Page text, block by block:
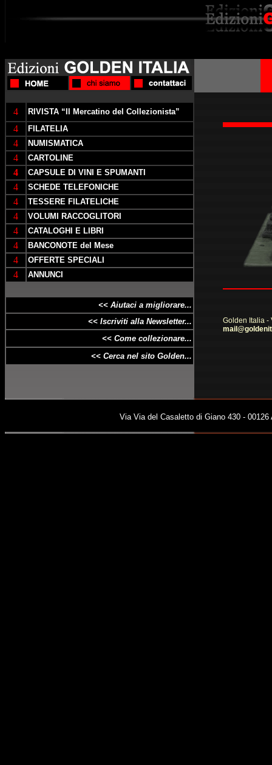
4 RIVISTA “Il Mercatino del Collezionista”
4 FILATELIA
4 NUMISMATICA
4 CARTOLINE
4 CAPSULE DI VINI E SPUMANTI
4 SCHEDE TELEFONICHE
4 TESSERE FILATELICHE
4 VOLUMI RACCOGLITORI
4 CATALOGHI E LIBRI
4 BANCONOTE del Mese
4 OFFERTE SPECIALI
4 ANNUNCI
<< Aiutaci a migliorare...
<< Iscriviti alla Newsletter...
<< Come collezionare...
<< Cerca nel sito Golden...
Golden Italia -
Via Via del Casaletto di Giano 430 -